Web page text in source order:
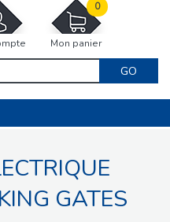
Mon panier
0
GO
GATES